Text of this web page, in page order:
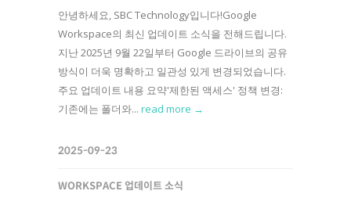
안녕하세요, SBC Technology입니다!Google
Workspace의 최신 업데이트 소식을 전해드립니다.
지난 2025년 9월 22일부터 Google 드라이브의 공유
방식이 더욱 명확하고 일관성 있게 변경되었습니다.
주요 업데이트 내용 요약'제한된 액세스' 정책 변경:
기존에는 폴더와... read more →
2025-09-23
WORKSPACE 업데이트 소식